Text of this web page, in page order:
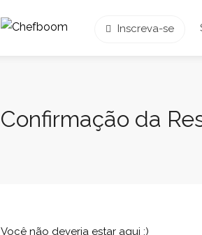
Inscreva-se
Confirmação da
Você não deveria estar aqui :)